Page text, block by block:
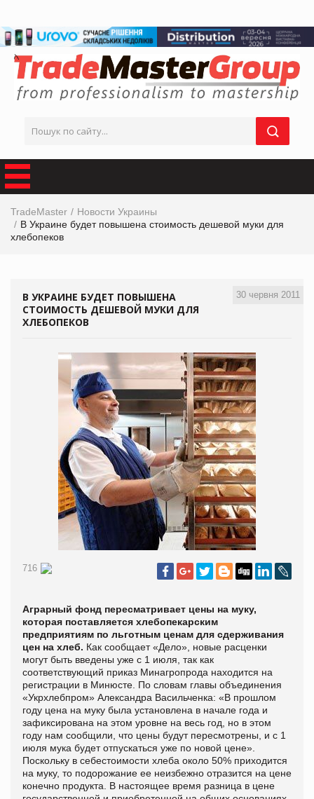
TradeMaster
Новости Украины
В Украине будет повышена стоимость дешевой муки для
хлебопеков
30 червня 2011
В УКРАИНЕ БУДЕТ ПОВЫШЕНА
СТОИМОСТЬ ДЕШЕВОЙ МУКИ ДЛЯ
ХЛЕБОПЕКОВ
716
Аграрный фонд пересматривает цены на муку,
которая поставляется хлебопекарским
предприятиям по льготным ценам для сдерживания
цен на хлеб. Как сообщает «Дело», новые расценки
могут быть введены уже с 1 июля, так как
соответствующий приказ Минагропрода находится на
регистрации в Минюсте. По словам главы объединения
«Укрхлебпром» Александра Васильченка: «В прошлом
году цена на муку была установлена в начале года и
зафиксирована на этом уровне на весь год, но в этом
году нам сообщили, что цены будут пересмотрены, и с 1
июля мука будет отпускаться уже по новой цене».
Поскольку в себестоимости хлеба около 50% приходится
на муку, то подорожание ее неизбежно отразится на цене
конечно продукта. В настоящее время разница в цене